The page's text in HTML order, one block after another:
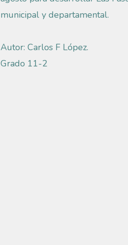
municipal y departamental.
Autor: Carlos F López.
Grado 11-2